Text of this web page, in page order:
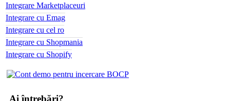
Integrare Marketplaceuri
Integrare cu Emag
Integrare cu cel ro
Integrare cu Shopmania
Integrare cu Shopify